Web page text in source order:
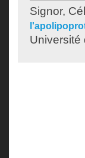
Signor,
Université